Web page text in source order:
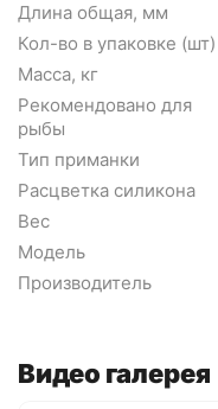
Длина общая, мм
Кол-во в упаковке (шт)
Масса, кг
Рекомендовано для
рыбы
Тип приманки
Расцветка силикона
Вес
Модель
Производитель
Видео галерея